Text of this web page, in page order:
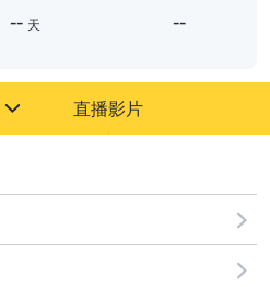
-- 天 --
直播影片